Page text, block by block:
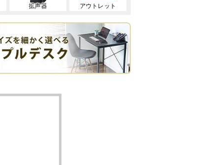
拡声器 アウトレット